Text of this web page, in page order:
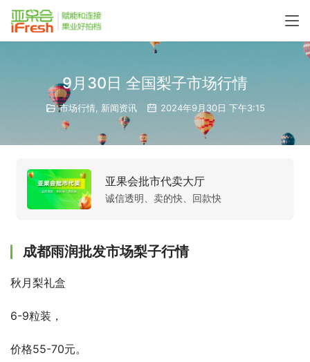
9月30日 全国梨子市场行情
市场行情, 新闻资讯 2024年9月30日 下午3:15
亚果会批市代卖大厅
诚信透明、卖的快、回款快
成都雨润批发市场梨子行情
秋月梨礼盒
6-9粒装，
价格55-70元。